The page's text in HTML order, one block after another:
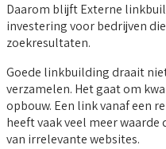
Daarom blijft Externe
investering voor bedrijven
zoekresultaten.
Goede linkbuilding draait
verzamelen. Het gaat om
opbouw. Een link vanaf een
heeft vaak veel meer
van irrelevante websites.